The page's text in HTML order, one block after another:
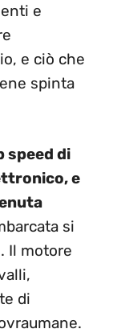
e
e ciò che
spinta
speed di
e
si
Il motore
di